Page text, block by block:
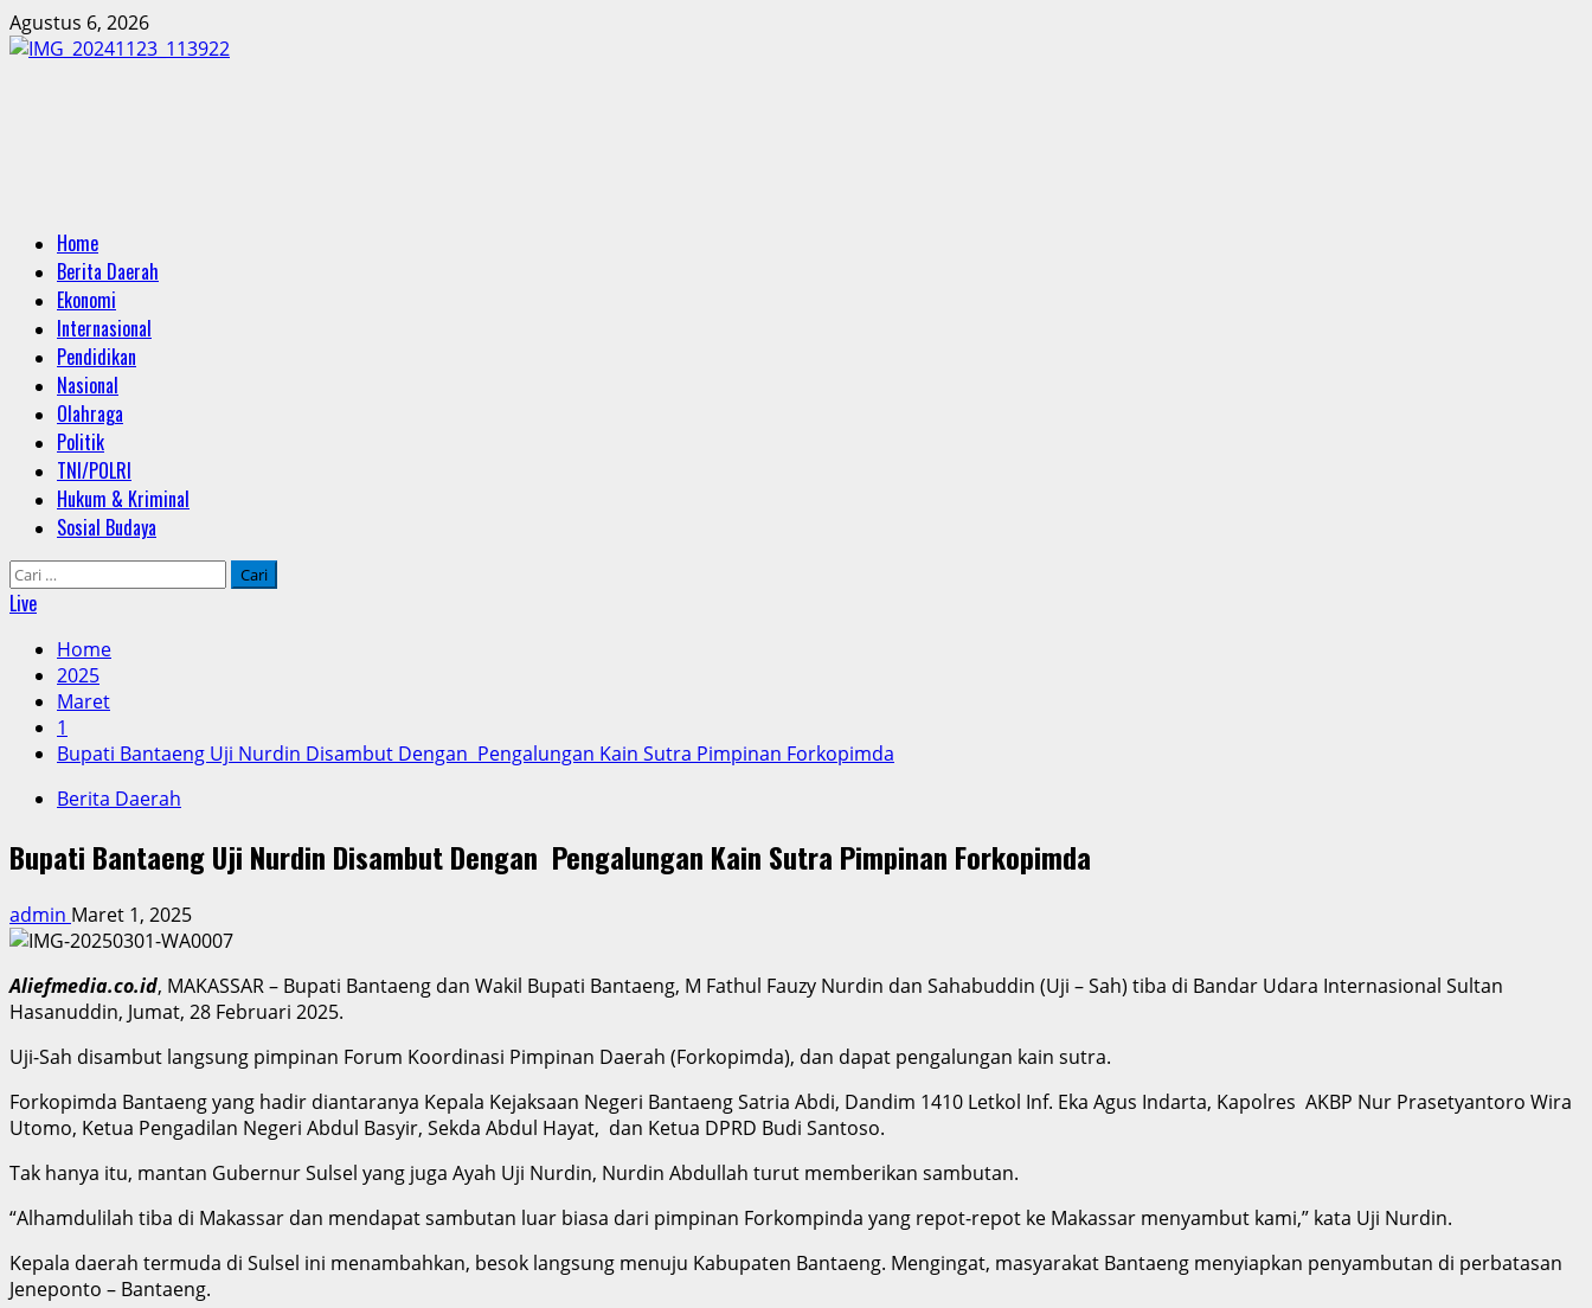
Skip
to
Agustus 6, 2026
Primary
Menu
Home
Berita Daerah
Ekonomi
Internasional
Pendidikan
Nasional
Olahraga
Politik
TNI/POLRI
Hukum & Kriminal
Sosial Budaya
Cari
untuk:
Live
Home
2025
Maret
1
Bupati Bantaeng Uji Nurdin Disambut Dengan Pengalungan Kain Sutra Pimpinan Forkopimda
Berita Daerah
Bupati Bantaeng Uji Nurdin Disambut Dengan Pengalungan Kain Sutra Pimpinan Forkopimda
admin Maret 1, 2025
Aliefmedia.co.id, MAKASSAR – Bupati Bantaeng dan Wakil Bupati Bantaeng, M Fathul Fauzy Nurdin dan Sahabuddin (Uji – Sah) tiba di Bandar Udara Internasional Sultan
Hasanuddin, Jumat, 28 Februari 2025.
Uji-Sah disambut langsung pimpinan Forum Koordinasi Pimpinan Daerah (Forkopimda), dan dapat pengalungan kain sutra.
Forkopimda Bantaeng yang hadir diantaranya Kepala Kejaksaan Negeri Bantaeng Satria Abdi, Dandim 1410 Letkol Inf. Eka Agus Indarta, Kapolres AKBP Nur Prasetyantoro Wira
Utomo, Ketua Pengadilan Negeri Abdul Basyir, Sekda Abdul Hayat, dan Ketua DPRD Budi Santoso.
Tak hanya itu, mantan Gubernur Sulsel yang juga Ayah Uji Nurdin, Nurdin Abdullah turut memberikan sambutan.
“Alhamdulilah tiba di Makassar dan mendapat sambutan luar biasa dari pimpinan Forkompinda yang repot-repot ke Makassar menyambut kami,” kata Uji Nurdin.
Kepala daerah termuda di Sulsel ini menambahkan, besok langsung menuju Kabupaten Bantaeng. Mengingat, masyarakat Bantaeng menyiapkan penyambutan di perbatasan
Jeneponto – Bantaeng.